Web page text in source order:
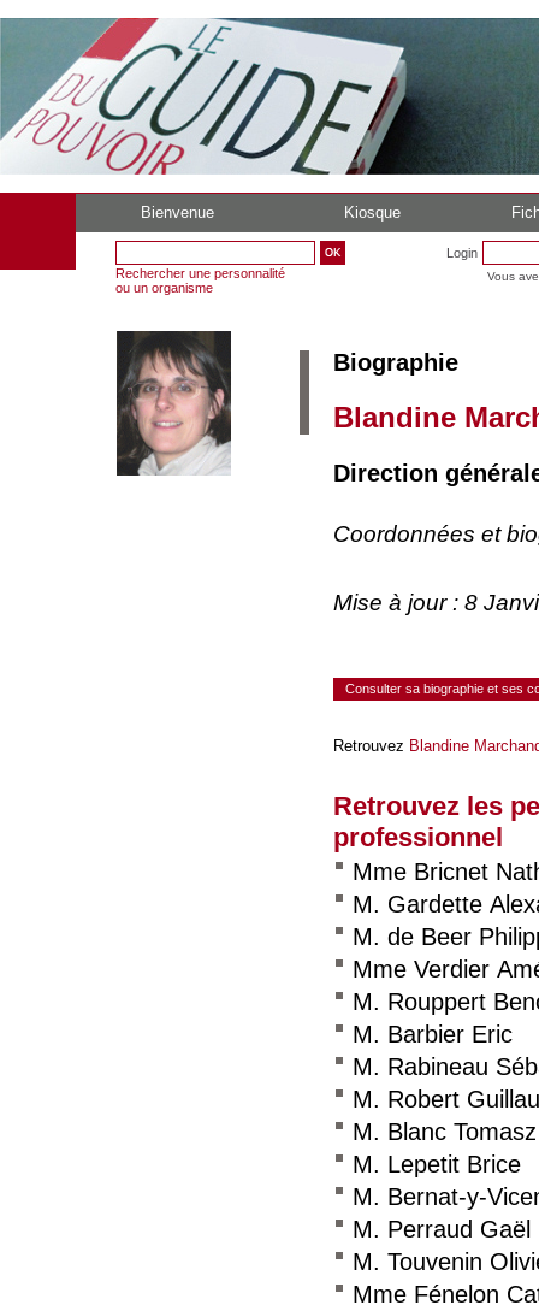
Bienvenue Kiosque
Rechercher une personnalité
ou un organisme
Login
Vous
Biographie
Blandine
Direction
Coordonnées et
Mise à jour : 8
Consulter sa biographie et ses
Retrouvez Blandine
Retrouvez les
professionnel
Mme Bricnet
M. Gardette
M. de Beer
Mme Verdier
M. Rouppert
M. Barbier Eric
M. Rabineau
M. Robert
M. Blanc Tomasz
M. Lepetit Brice
M. Bernat-y-
M. Perraud Gaël
M. Touvenin
Mme Fénelon